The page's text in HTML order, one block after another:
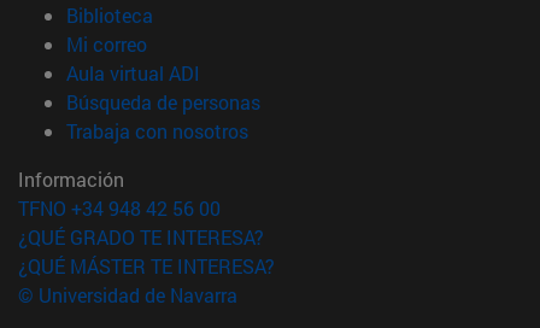
Biblioteca
Mi correo(abre en nueva ventana)
Aula virtual ADI
Búsqueda de personas(abre en nueva ventana)
Trabaja con nosotros(abre en nueva ventana)
Información
TFNO +34 948 42 56 00
¿QUÉ GRADO TE INTERESA?
¿QUÉ MÁSTER TE INTERESA?
© Universidad de Navarra